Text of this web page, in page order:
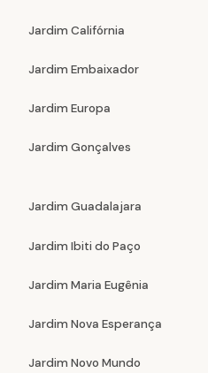
Jardim Califórnia
Jardim Embaixador
Jardim Europa
Jardim Gonçalves
Jardim Guadalajara
Jardim Ibiti do Paço
Jardim Maria Eugênia
Jardim Nova Esperança
Jardim Novo Mundo